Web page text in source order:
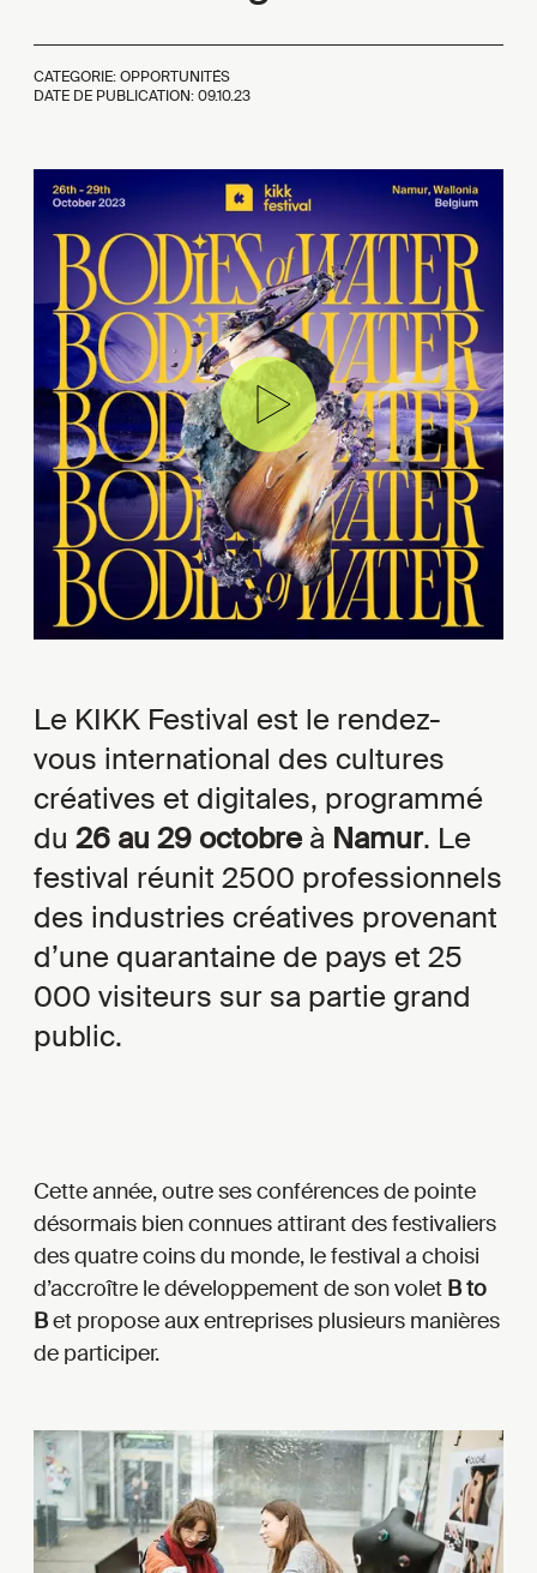
CATEGORIE: OPPORTUNITÉS
DATE DE PUBLICATION:09.10.23
Le KIKK Festival est le rendez-
vous international des cultures
créatives et digitales, programmé
du 26 au 29 octobre à Namur. Le
festival réunit 2500 professionnels
des industries créatives provenant
d’une quarantaine de pays et 25
000 visiteurs sur sa partie grand
public.
Cette année, outre ses conférences de pointe
désormais bien connues attirant des festivaliers
des quatre coins du monde, le festival a choisi
d’accroître le développement de son volet B to
Bet propose aux entreprises plusieurs manières
de participer.